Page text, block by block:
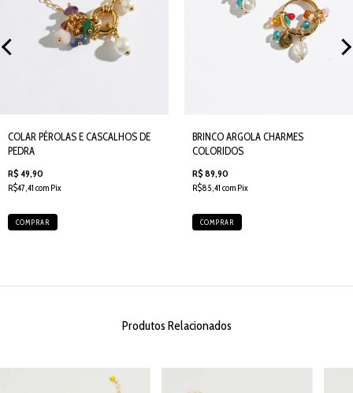
COLAR PÉROLAS E CASCALHOS DE
PEDRA
R$ 49,90
R$47,41 com Pix
COMPRAR
BRINCO ARGOLA CHARMES
COLORIDOS
R$ 89,90
R$85,41 com Pix
COMPRAR
Produtos Relacionados